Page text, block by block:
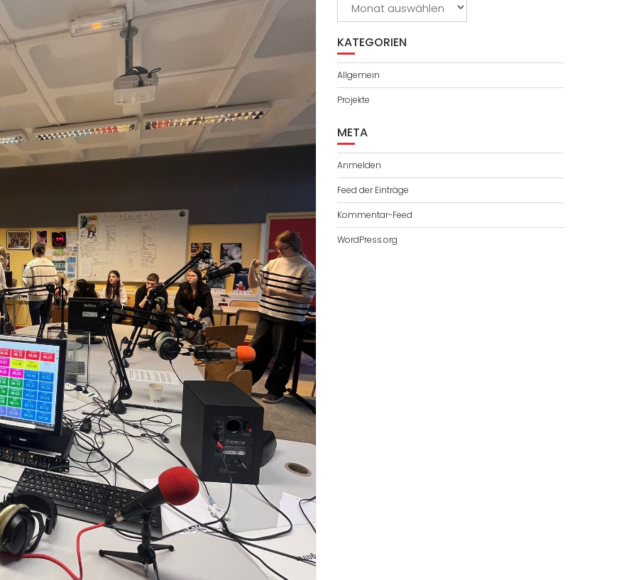
KATEGORIEN
Allgemein
Projekte
META
Anmelden
Feed der Einträge
Kommentar-Feed
WordPress.org